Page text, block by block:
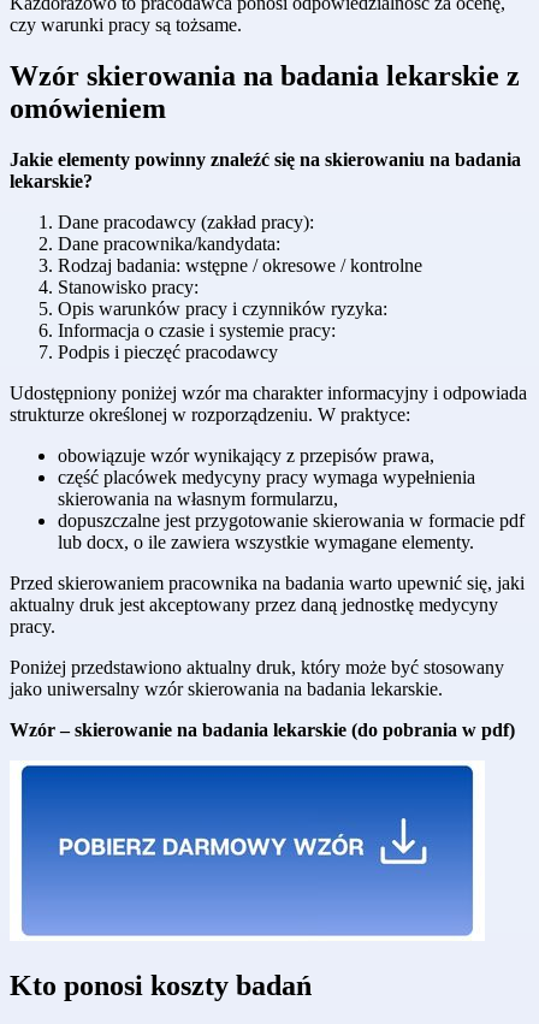
czy warunki pracy są tożsame.
Wzór skierowania na badania lekarskie z
omówieniem
Jakie elementy powinny znaleźć się na skierowaniu na badania
lekarskie?
Dane pracodawcy (zakład pracy):
Dane pracownika/kandydata:
Rodzaj badania: wstępne / okresowe / kontrolne
Stanowisko pracy:
Opis warunków pracy i czynników ryzyka:
Informacja o czasie i systemie pracy:
Podpis i pieczęć pracodawcy
Udostępniony poniżej wzór ma charakter informacyjny i odpowiada
strukturze określonej w rozporządzeniu. W praktyce:
obowiązuje wzór wynikający z przepisów prawa,
część placówek medycyny pracy wymaga wypełnienia
skierowania na własnym formularzu,
dopuszczalne jest przygotowanie skierowania w formacie pdf
lub docx, o ile zawiera wszystkie wymagane elementy.
Przed skierowaniem pracownika na badania warto upewnić się, jaki
aktualny druk jest akceptowany przez daną jednostkę medycyny
pracy.
Poniżej przedstawiono aktualny druk, który może być stosowany
jako uniwersalny wzór skierowania na badania lekarskie.
Wzór – skierowanie na badania lekarskie (do pobrania w pdf)
Kto ponosi koszty badań